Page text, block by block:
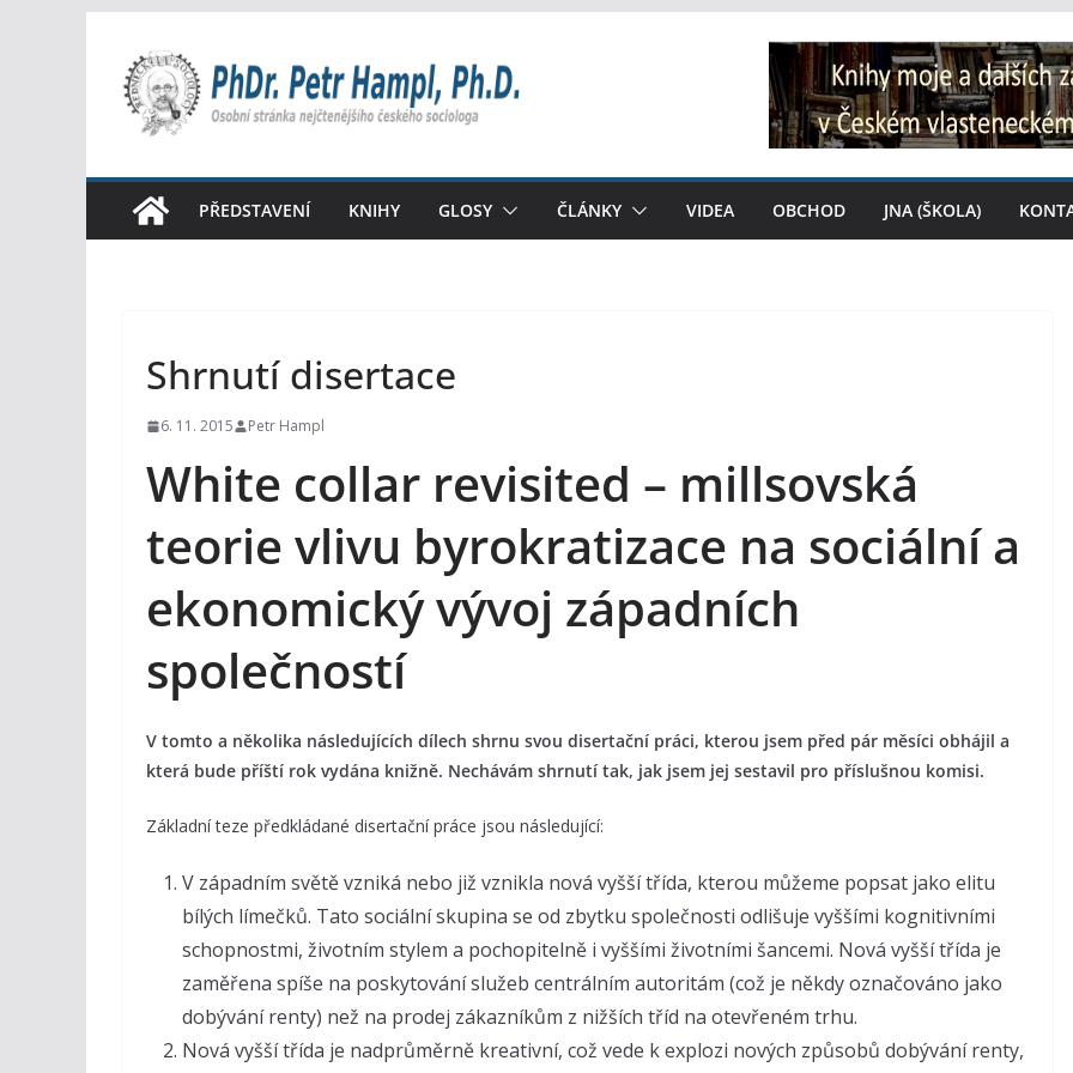
obsah
PŘEDSTAVENÍ KNIHY GLOSY ČLÁNKY VIDEA OBCHOD JNA (ŠKOLA)
Shrnutí disertace
6. 11. 2015 Petr Hampl
White collar revisited – millsovská
teorie vlivu byrokratizace na sociální a
ekonomický vývoj západních
společností
V tomto a několika následujících dílech shrnu svou disertační práci, kterou jsem před pár měsíci obhájil a
která bude příští rok vydána knižně. Nechávám shrnutí tak, jak jsem jej sestavil pro příslušnou komisi.
Základní teze předkládané disertační práce jsou následující:
V západním světě vzniká nebo již vznikla nová vyšší třída, kterou můžeme popsat jako elitu
bílých límečků. Tato sociální skupina se od zbytku společnosti odlišuje vyššími kognitivními
schopnostmi, životním stylem a pochopitelně i vyššími životními šancemi. Nová vyšší třída je
zaměřena spíše na poskytování služeb centrálním autoritám (což je někdy označováno jako
dobývání renty) než na prodej zákazníkům z nižších tříd na otevřeném trhu.
Nová vyšší třída je nadprůměrně kreativní, což vede k explozi nových způsobů dobývání renty,